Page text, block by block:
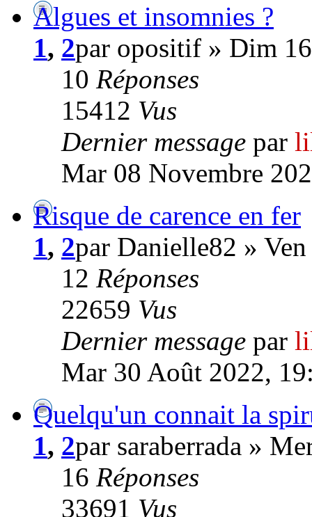
Algues et insomnies ?
1, 2par opositif » Dim
10 Réponses
15412 Vus
Dernier message par
Mar 08 Novembre
Risque de carence en fer
1, 2par Danielle82 »
12 Réponses
22659 Vus
Dernier message par
Mar 30 Août 2022,
Quelqu'un connait la
1, 2par saraberrada »
16 Réponses
33691 Vus